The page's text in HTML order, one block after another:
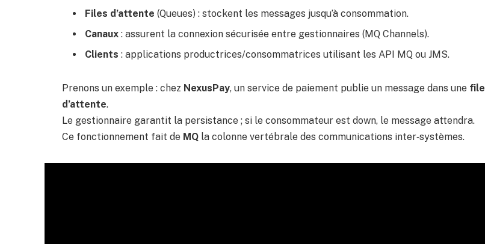
Files d’attente (Queues) : stockent les messages jusqu’à consommation.
Canaux : assurent la connexion sécurisée entre gestionnaires (MQ Channels).
Clients : applications productrices/consommatrices utilisant les API MQ ou JMS.
Prenons un exemple : chez NexusPay, un service de paiement publie un message dans une file
d’attente.
Le gestionnaire garantit la persistance ; si le consommateur est down, le message attendra.
Ce fonctionnement fait de MQ la colonne vertébrale des communications inter‑systèmes.